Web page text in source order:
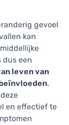
gevoel
kan
dus een
leven van
.
en effectief te